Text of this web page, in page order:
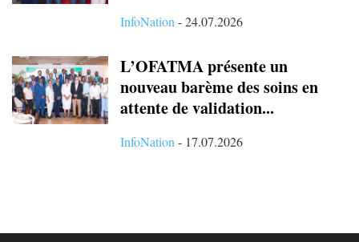
InfoNation -24.07.2026
L’OFATMA présente un
nouveau barème des soins en
attente de validation...
InfoNation - 17.07.2026